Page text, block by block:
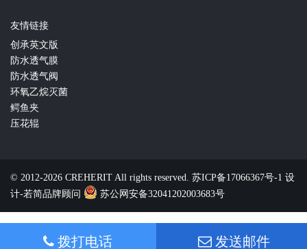
友情链接
创承英文版
防水透气膜
防水透气阀
环氧乙烷灭菌
鳄鱼夹
压花辊
© 2012-2026 CREHERIT All rights reserved. 苏ICP备17066367号-1 设
计-若简品牌顾问
苏公网安备32041202003683号
拨打电话 发送邮件